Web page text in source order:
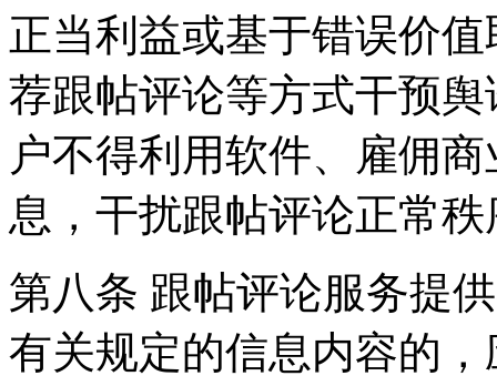
正当利益或基于错误价
荐跟帖评论等方式干预
户不得利用软件、雇佣
息，干扰跟帖评论正常
第八条 跟帖评论服务提
有关规定的信息内容的